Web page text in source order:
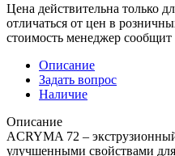
Цена действительна только
отличаться от цен в
стоимость менеджер
Описание
Задать вопрос
Наличие
Описание
ACRYMA 72 –
улучшенными свойствами